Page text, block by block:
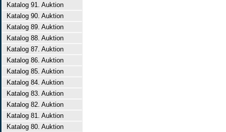
Katalog 91. Auktion
Katalog 90. Auktion
Katalog 89. Auktion
Katalog 88. Auktion
Katalog 87. Auktion
Katalog 86. Auktion
Katalog 85. Auktion
Katalog 84. Auktion
Katalog 83. Auktion
Katalog 82. Auktion
Katalog 81. Auktion
Katalog 80. Auktion